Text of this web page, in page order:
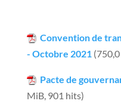
Convention de
- Octobre 2021
Pacte de
MiB, 901 hits)